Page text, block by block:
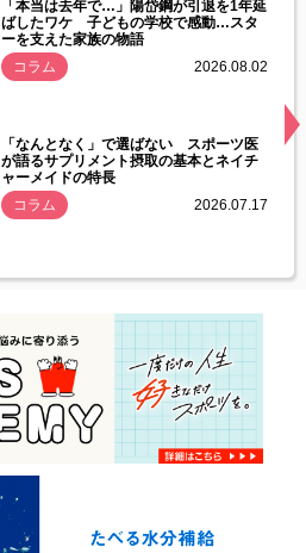
「本当は去年で…」陽岱鋼が引退を1年延
ばしたワケ 子どもの学校で感動…スタ
ーを支えた家族の物語
コラム
2026.08.02
「なんとなく」で選ばない スポーツ医
が語るサプリメント摂取の基本とネイチ
ャーメイドの特長
コラム
2026.07.17